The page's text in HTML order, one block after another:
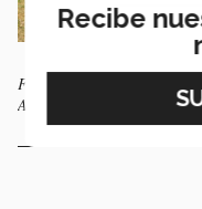
Foto grupal de los
AstroTec
Recibe